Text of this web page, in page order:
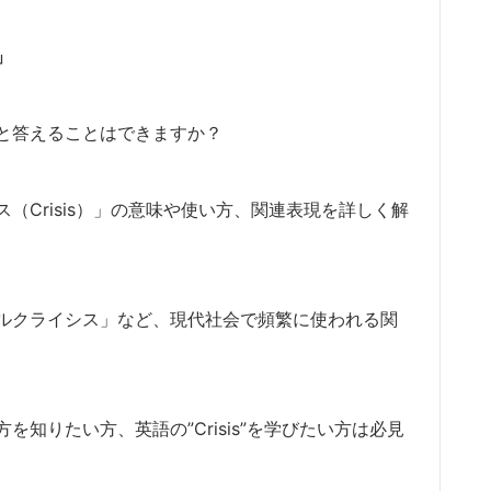
答えることはできますか？
（Crisis）」の意味や使い方、関連表現を詳しく解
ライシス」など、現代社会で頻繁に使われる関
知りたい方、英語の”Crisis”を学びたい方は必見